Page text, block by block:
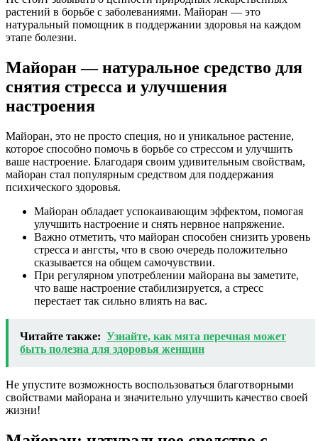
растений в борьбе с заболеваниями. Майоран — это
натуральный помощник в поддержании здоровья на каждом
этапе болезни.
Майоран — натуральное средство для
снятия стресса и улучшения
настроения
Майоран, это не просто специя, но и уникальное растение,
которое способно помочь в борьбе со стрессом и улучшить
ваше настроение. Благодаря своим удивительным свойствам,
майоран стал популярным средством для поддержания
психического здоровья.
Майоран обладает успокаивающим эффектом, помогая
улучшить настроение и снять нервное напряжение.
Важно отметить, что майоран способен снизить уровень
стресса и ангсты, что в свою очередь положительно
сказывается на общем самочувствии.
При регулярном употреблении майорана вы заметите,
что ваше настроение стабилизируется, а стресс
перестает так сильно влиять на вас.
Читайте также: Узнайте, как мята перечная может
быть полезна для здоровья женщин
Не упустите возможность воспользоваться благотворными
свойствами майорана и значительно улучшить качество своей
жизни!